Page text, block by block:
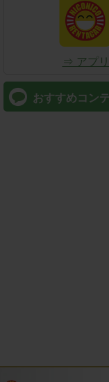
⇒ アプ
おすすめコン